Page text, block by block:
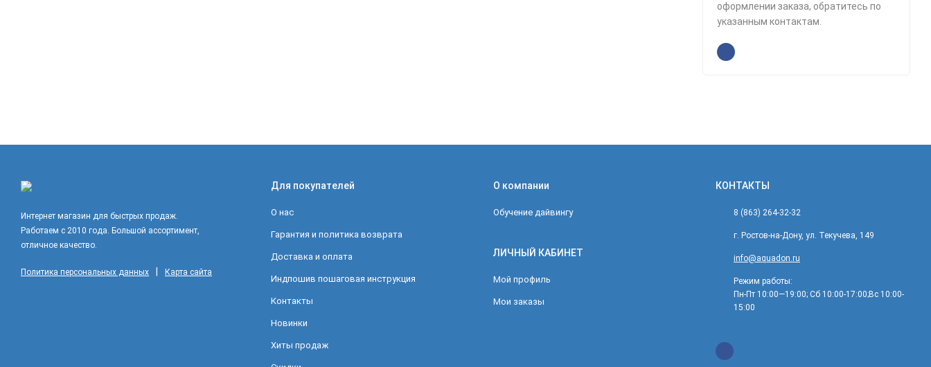
оформлении заказа, обратитесь по
указанным контактам.
Интернет магазин для быстрых продаж.
Работаем с 2010 года. Большой ассортимент,
отличное качество.
Политика персональных данных Карта сайта
Для покупателей
О нас
Гарантия и политика возврата
Доставка и оплата
Индпошив пошаговая инструкция
Контакты
Новинки
Хиты продаж
О компании
Обучение дайвингу
ЛИЧНЫЙ КАБИНЕТ
Мой профиль
Мои заказы
КОНТАКТЫ
8 (863) 264-32-32
г. Ростов-на-Дону, ул. Текучева, 149
info@aquadon.ru
Режим работы:
Пн-Пт 10:00—19:00; Сб 10:00-17:00;Вс 10:00-
15:00